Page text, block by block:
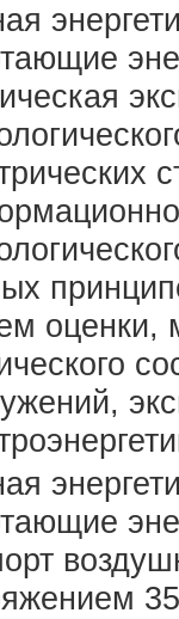
оценки,